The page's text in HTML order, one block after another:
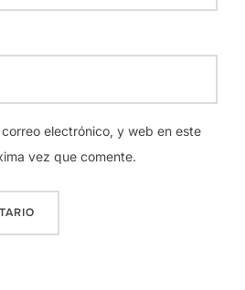
electrónico, y web en este
vez que comente.